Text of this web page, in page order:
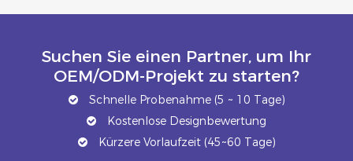
Suchen Sie einen Partner, um Ihr
OEM/ODM-Projekt zu starten?
Schnelle Probenahme (5 ~ 10 Tage)
Kostenlose Designbewertung
Kürzere Vorlaufzeit (45~60 Tage)